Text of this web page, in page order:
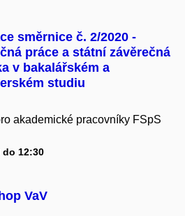
směrnice č. 2/2020 -
práce a státní závěrečná
v bakalářském a
studiu
akademické pracovníky FSpS
do 12:30
VaV